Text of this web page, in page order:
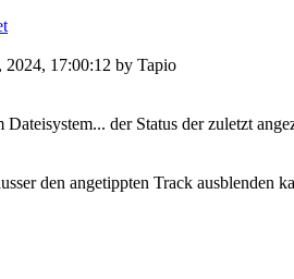
2024, 17:00:12 by Tapio
der Status der zuletzt
den angetippten Track ausblenden